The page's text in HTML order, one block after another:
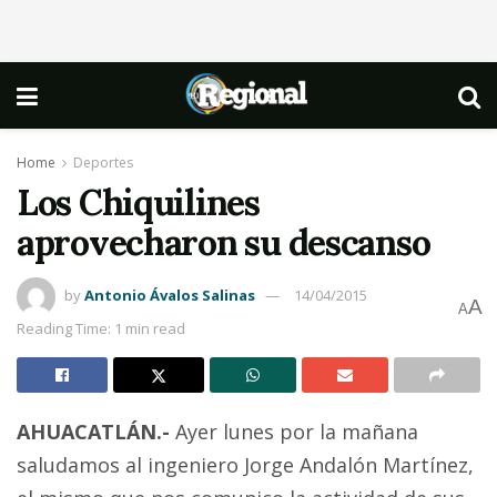
Home Deportes
Los Chiquilines
aprovecharon su descanso
byAntonio Ávalos Salinas
14/04/2015
Reading Time: 1 min read
AA
AHUACATLÁN.- Ayer lunes por la mañana
saludamos al ingeniero Jorge Andalón Martínez,